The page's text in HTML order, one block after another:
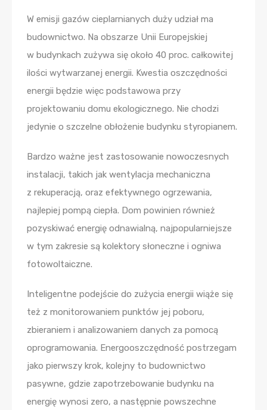
W emisji gazów cieplarnianych duży udział ma
budownictwo. Na obszarze Unii Europejskiej
w budynkach zużywa się około 40 proc. całkowitej
ilości wytwarzanej energii. Kwestia oszczędności
energii będzie więc podstawowa przy
projektowaniu domu ekologicznego. Nie chodzi
jedynie o szczelne obłożenie budynku styropianem.
Bardzo ważne jest zastosowanie nowoczesnych
instalacji, takich jak wentylacja mechaniczna
z rekuperacją, oraz efektywnego ogrzewania,
najlepiej pompą ciepła. Dom powinien również
pozyskiwać energię odnawialną, najpopularniejsze
w tym zakresie są kolektory słoneczne i ogniwa
fotowoltaiczne.
Inteligentne podejście do zużycia energii wiąże się
też z monitorowaniem punktów jej poboru,
zbieraniem i analizowaniem danych za pomocą
oprogramowania. Energooszczędność postrzegam
jako pierwszy krok, kolejny to budownictwo
pasywne, gdzie zapotrzebowanie budynku na
energię wynosi zero, a następnie powszechne